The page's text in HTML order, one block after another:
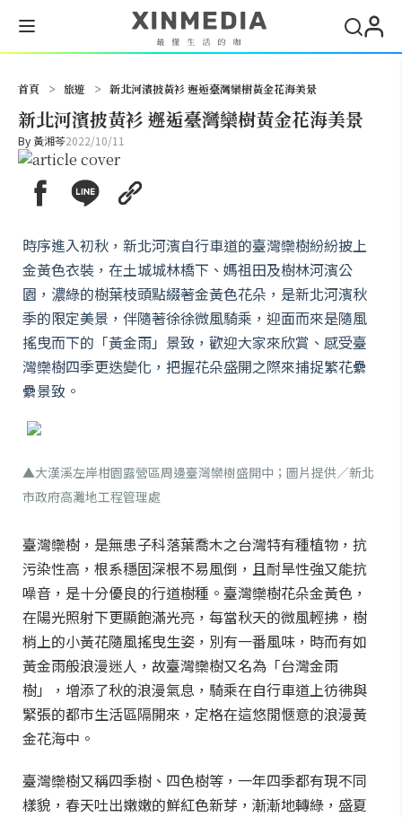
首頁 > 旅遊 > 新北河濱披黃衫 邂逅臺灣欒樹黃金花海美景
新北河濱披黃衫 邂逅臺灣欒樹黃金花海美景
By 黃湘芩2022/10/11
時序進入初秋，新北河濱自行車道的臺灣欒樹紛紛披上
金黃色衣裝，在土城城林橋下、媽祖田及樹林河濱公
園，濃綠的樹葉枝頭點綴著金黃色花朵，是新北河濱秋
季的限定美景，伴隨著徐徐微風騎乘，迎面而來是隨風
搖曳而下的「黃金雨」景致，歡迎大家來欣賞、感受臺
灣欒樹四季更迭變化，把握花朵盛開之際來捕捉繁花纍
纍景致。
▲大漢溪左岸柑園露營區周邊臺灣欒樹盛開中；圖片提供／新北
市政府高灘地工程管理處
臺灣欒樹，是無患子科落葉喬木之台灣特有種植物，抗
污染性高，根系穩固深根不易風倒，且耐旱性強又能抗
噪音，是十分優良的行道樹種。臺灣欒樹花朵金黃色，
在陽光照射下更顯飽滿光亮，每當秋天的微風輕拂，樹
梢上的小黃花隨風搖曳生姿，別有一番風味，時而有如
黃金雨般浪漫迷人，故臺灣欒樹又名為「台灣金雨
樹」，增添了秋的浪漫氣息，騎乘在自行車道上彷彿與
緊張的都市生活區隔開來，定格在這悠閒愜意的浪漫黃
金花海中。
臺灣欒樹又稱四季樹、四色樹等，一年四季都有現不同
樣貌，春天吐出嫩嫩的鮮紅色新芽，漸漸地轉綠，盛夏